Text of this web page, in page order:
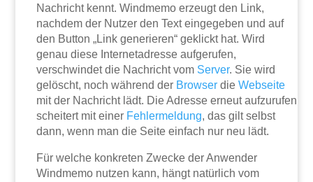
Nachricht kennt. Windmemo erzeugt den Link,
nachdem der Nutzer den Text eingegeben und auf
den Button „Link generieren“ geklickt hat. Wird
genau diese Internetadresse aufgerufen,
verschwindet die Nachricht vom Server. Sie wird
gelöscht, noch während der Browser dieWebseite
mit der Nachricht lädt. Die Adresse erneut aufzurufen
scheitert mit einer Fehlermeldung, das gilt selbst
dann, wenn man die Seite einfach nur neu lädt.
Für welche konkreten Zwecke der Anwender
Windmemo nutzen kann, hängt natürlich vom